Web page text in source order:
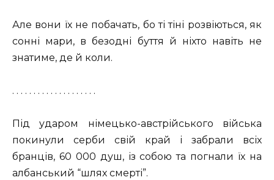
Але вони їх не побачать, бо ті тіні розвіються, як
сонні мари, в безодні буття й ніхто навіть не
знатиме, де й коли.
. . . . . . . . . . . . . . . . . . . .
Під ударом німецько-австрійського війська
покинули серби свій край і забрали всіх
бранців, 60 000 душ, із собою та погнали їх на
албанський “шлях смерті”.